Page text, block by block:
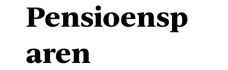
Pensioensp
aren